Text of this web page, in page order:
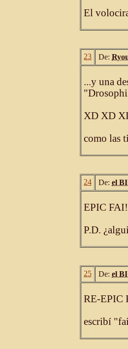
El
23 De:
...y una
XD XD
como las
24 De: el
EPIC
P.D.
25 De: el
RE-EPIC
escribí